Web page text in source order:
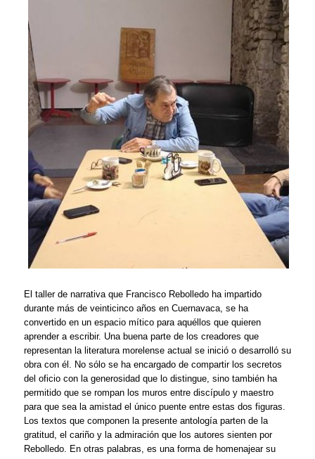
El taller de narrativa que Francisco Rebolledo ha impartido
durante más de veinticinco años en Cuernavaca, se ha
convertido en un espacio mítico para aquéllos que quieren
aprender a escribir. Una buena parte de los creadores que
representan la literatura morelense actual se inició o desarrolló su
obra con él. No sólo se ha encargado de compartir los secretos
del oficio con la generosidad que lo distingue, sino también ha
permitido que se rompan los muros entre discípulo y maestro
para que sea la amistad el único puente entre estas dos figuras.
Los textos que componen la presente antología parten de la
gratitud, el cariño y la admiración que los autores sienten por
Rebolledo. En otras palabras, es una forma de homenajear su